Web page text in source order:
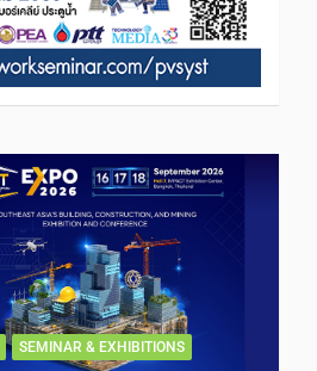
SEMINAR & EXHIBITIONS